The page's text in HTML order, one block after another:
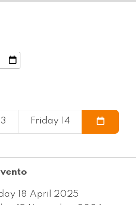
Friday 14
18 April 2025